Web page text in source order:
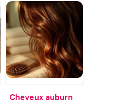
: 4 piliers pour
booster votre
énergie au
quotidien
Cheveux auburn